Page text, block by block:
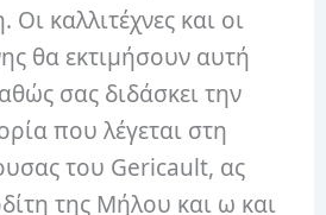
Οι καλλιτέχνες και οι
θα εκτιμήσουν αυτή
σας διδάσκει την
που λέγεται στη
του Gericault, ας
της Μήλου και ω και